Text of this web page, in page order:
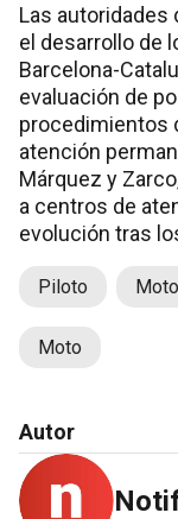
Las autoridades
el desarrollo de
Barcelona-
evaluación de
procedimientos
atención
Márquez y
a centros de
evolución tras
Piloto
Moto
Autor